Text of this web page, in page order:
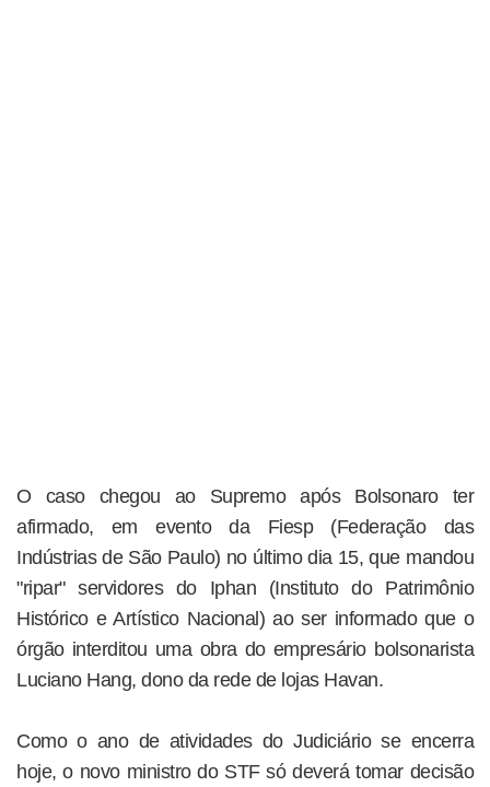
O caso chegou ao Supremo após Bolsonaro ter
afirmado, em evento da Fiesp (Federação das
Indústrias de São Paulo) no último dia 15, que mandou
"ripar" servidores do Iphan (Instituto do Patrimônio
Histórico e Artístico Nacional) ao ser informado que o
órgão interditou uma obra do empresário bolsonarista
Luciano Hang, dono da rede de lojas Havan.
Como o ano de atividades do Judiciário se encerra
hoje, o novo ministro do STF só deverá tomar decisão